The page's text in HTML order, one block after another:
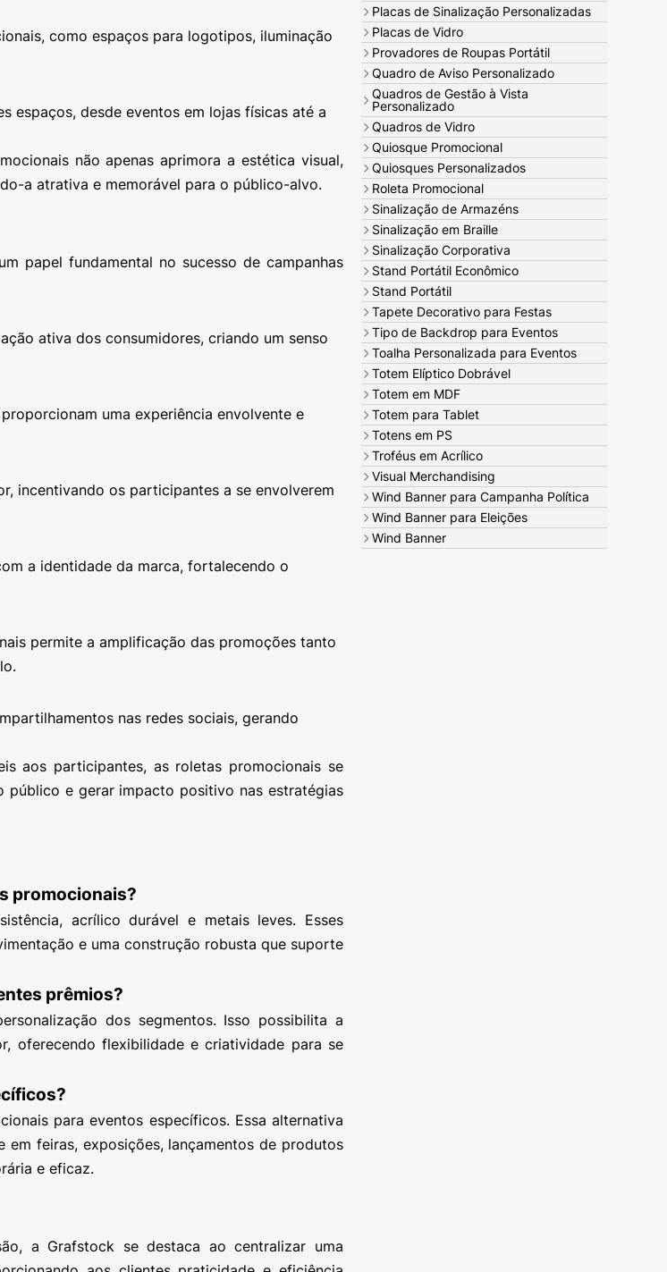
como espaços para logotipos, iluminação
espaços, desde eventos em lojas físicas até a
não apenas aprimora a estética visual,
a atrativa e memorável para o público-alvo.
papel fundamental no sucesso de campanhas
ativa dos consumidores, criando um senso
uma experiência envolvente e
incentivando os participantes a se envolverem
a identidade da marca, fortalecendo o
permite a amplificação das promoções tanto
nas redes sociais, gerando
aos participantes, as roletas promocionais se
público e gerar impacto positivo nas estratégias
promocionais?
acrílico durável e metais leves. Esses
e uma construção robusta que suporte
prêmios?
dos segmentos. Isso possibilita a
oferecendo flexibilidade e criatividade para se
para eventos específicos. Essa alternativa
feiras, exposições, lançamentos de produtos
e eficaz.
a Grafstock se destaca ao centralizar uma
Placas de Sinalização Personalizadas
Placas de Vidro
Provadores de Roupas Portátil
Quadro de Aviso Personalizado
Quadros de Gestão à Vista
Personalizado
Quadros de Vidro
Quiosque Promocional
Quiosques Personalizados
Roleta Promocional
Sinalização de Armazéns
Sinalização em Braille
Sinalização Corporativa
Stand Portátil Econômico
Stand Portátil
Tapete Decorativo para Festas
Tipo de Backdrop para Eventos
Toalha Personalizada para Eventos
Totem Elíptico Dobrável
Totem em MDF
Totem para Tablet
Totens em PS
Troféus em Acrílico
Visual Merchandising
Wind Banner para Campanha Política
Wind Banner para Eleições
Wind Banner